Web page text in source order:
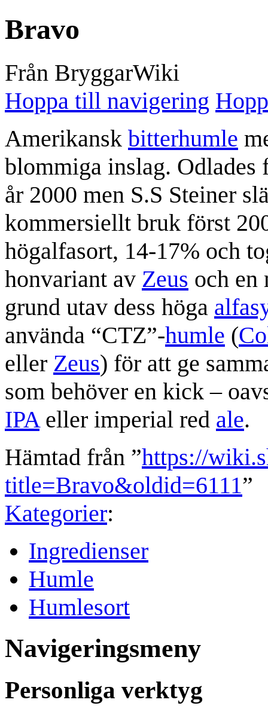
Bravo
Från BryggarWiki
Hoppa till navigering
Amerikansk bitterhumle
blommiga inslag. Odlades
år 2000 men S.S Steiner
kommersiellt bruk först
högalfasort, 14-17% och
honvariant av Zeus och en
grund utav dess höga
använda “CTZ”-humle (
eller Zeus) för att ge
som behöver en kick –
IPAeller imperial red ale.
Hämtad från ”https://
title=Bravo&oldid=6111”
Kategorier:
Ingredienser
Humle
Humlesort
Navigeringsmeny
Personliga verktyg